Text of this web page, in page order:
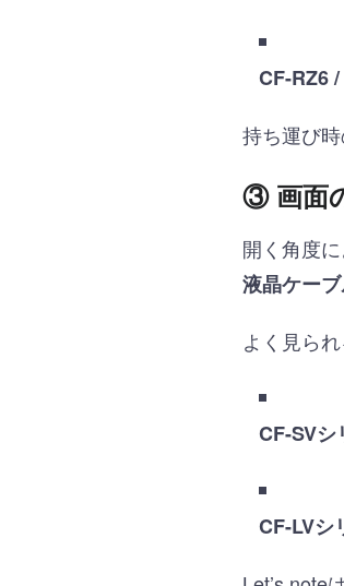
CF-RZ6 /
持ち運び
③ 画面
開く角度
液晶ケー
よく見られ
CF-SVシ
CF-LVシ